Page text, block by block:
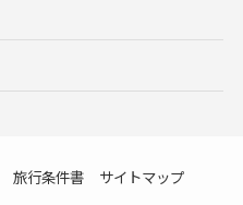
旅行条件書 サイトマップ